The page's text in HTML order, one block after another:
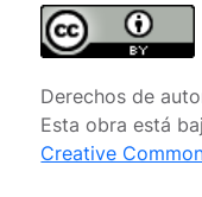
Derechos de
Esta obra está
Creative